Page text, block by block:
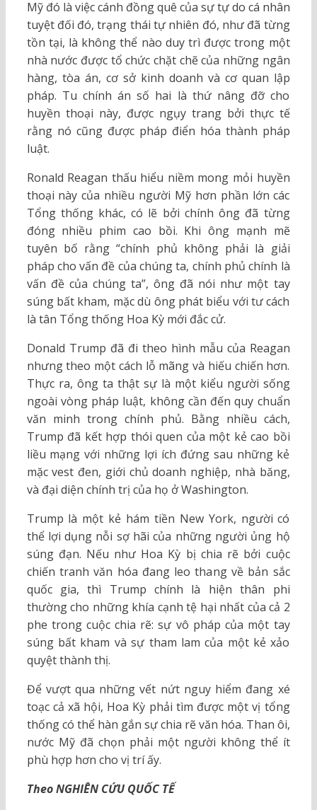
Mỹ đó là việc cánh đồng quê của sự tự do cá nhân
tuyệt đối đó, trạng thái tự nhiên đó, như đã từng
tồn tại, là không thể nào duy trì được trong một
nhà nước được tổ chức chặt chẽ của những ngân
hàng, tòa án, cơ sở kinh doanh và cơ quan lập
pháp. Tu chính án số hai là thứ nâng đỡ cho
huyền thoại này, được ngụy trang bởi thực tế
rằng nó cũng được pháp điển hóa thành pháp
luật.
Ronald Reagan thấu hiểu niềm mong mỏi huyền
thoại này của nhiều người Mỹ hơn phần lớn các
Tổng thống khác, có lẽ bởi chính ông đã từng
đóng nhiều phim cao bồi. Khi ông mạnh mẽ
tuyên bố rằng “chính phủ không phải là giải
pháp cho vấn đề của chúng ta, chính phủ chính là
vấn đề của chúng ta”, ông đã nói như một tay
súng bất kham, mặc dù ông phát biểu với tư cách
là tân Tổng thống Hoa Kỳ mới đắc cử.
Donald Trump đã đi theo hình mẫu của Reagan
nhưng theo một cách lỗ mãng và hiếu chiến hơn.
Thực ra, ông ta thật sự là một kiểu người sống
ngoài vòng pháp luật, không cần đến quy chuẩn
văn minh trong chính phủ. Bằng nhiều cách,
Trump đã kết hợp thói quen của một kẻ cao bồi
liều mạng với những lợi ích đứng sau những kẻ
mặc vest đen, giới chủ doanh nghiệp, nhà băng,
và đại diện chính trị của họ ở Washington.
Trump là một kẻ hám tiền New York, người có
thể lợi dụng nỗi sợ hãi của những người ủng hộ
súng đạn. Nếu như Hoa Kỳ bị chia rẽ bởi cuộc
chiến tranh văn hóa đang leo thang về bản sắc
quốc gia, thì Trump chính là hiện thân phi
thường cho những khía cạnh tệ hại nhất của cả 2
phe trong cuộc chia rẽ: sự vô pháp của một tay
súng bất kham và sự tham lam của một kẻ xảo
quyệt thành thị.
Để vượt qua những vết nứt nguy hiểm đang xé
toạc cả xã hội, Hoa Kỳ phải tìm được một vị tổng
thống có thể hàn gắn sự chia rẽ văn hóa. Than ôi,
nước Mỹ đã chọn phải một người không thể ít
phù hợp hơn cho vị trí ấy.
Theo NGHIÊN CỨU QUỐC TẾ